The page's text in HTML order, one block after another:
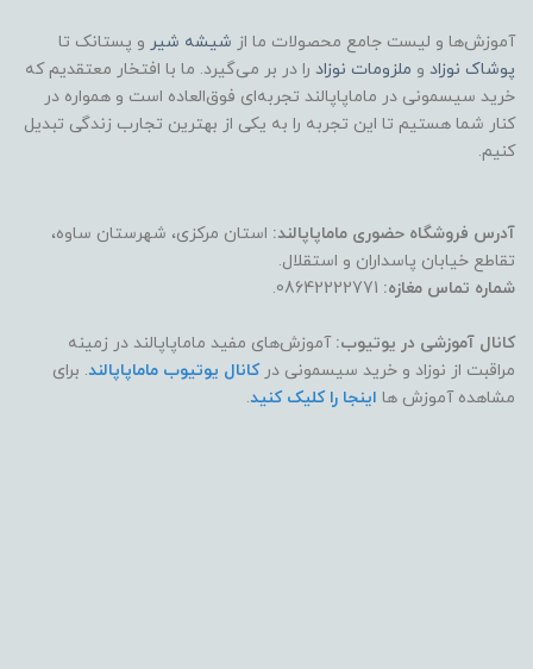
آموزش‌ها و لیست جامع محصولات ما از شیشه شیر و پستانک تا
پوشاک نوزاد و ملزومات نوزاد را در بر می‌گیرد. ما با افتخار معتقدیم که
خرید سیسمونی در ماماپاپالند تجربه‌ای فوق‌العاده است و همواره در
کنار شما هستیم تا این تجربه را به یکی از بهترین تجارب زندگی تبدیل
کنیم.
آدرس فروشگاه حضوری ماماپاپالند: استان مرکزی، شهرستان ساوه،
تقاطع خیابان پاسداران و استقلال.
شماره تماس مغازه:
کانال آموزشی در یوتیوب: آموزش‌های مفید ماماپاپالند در زمینه
مراقبت از نوزاد و خرید سیسمونی درکانال یوتیوب ماماپاپالند. برای
مشاهده آموزش ها اینجا را کلیک کنید.